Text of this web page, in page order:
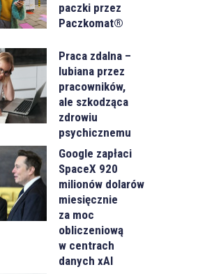
paczki przez
Paczkomat®
Praca zdalna –
lubiana przez
pracowników,
ale szkodząca
zdrowiu
psychicznemu
Google zapłaci
SpaceX 920
milionów dolarów
miesięcznie
za moc
obliczeniową
w centrach
danych xAI